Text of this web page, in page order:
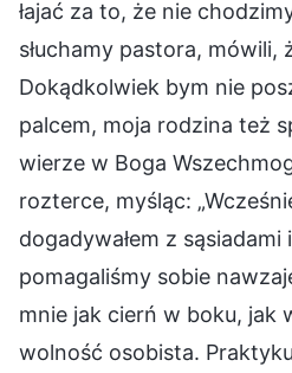
łajać za to, że nie
słuchamy pastora, mówili,
Dokądkolwiek bym nie
palcem, moja rodzina też
wierze w Boga
rozterce, myśląc:
dogadywałem z sąsiadami
pomagaliśmy sobie
mnie jak cierń w boku, jak
wolność osobista.